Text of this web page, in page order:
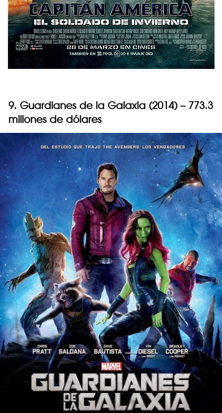
9. Guardianes de la Galaxia (2014) – 773.3
millones de dólares